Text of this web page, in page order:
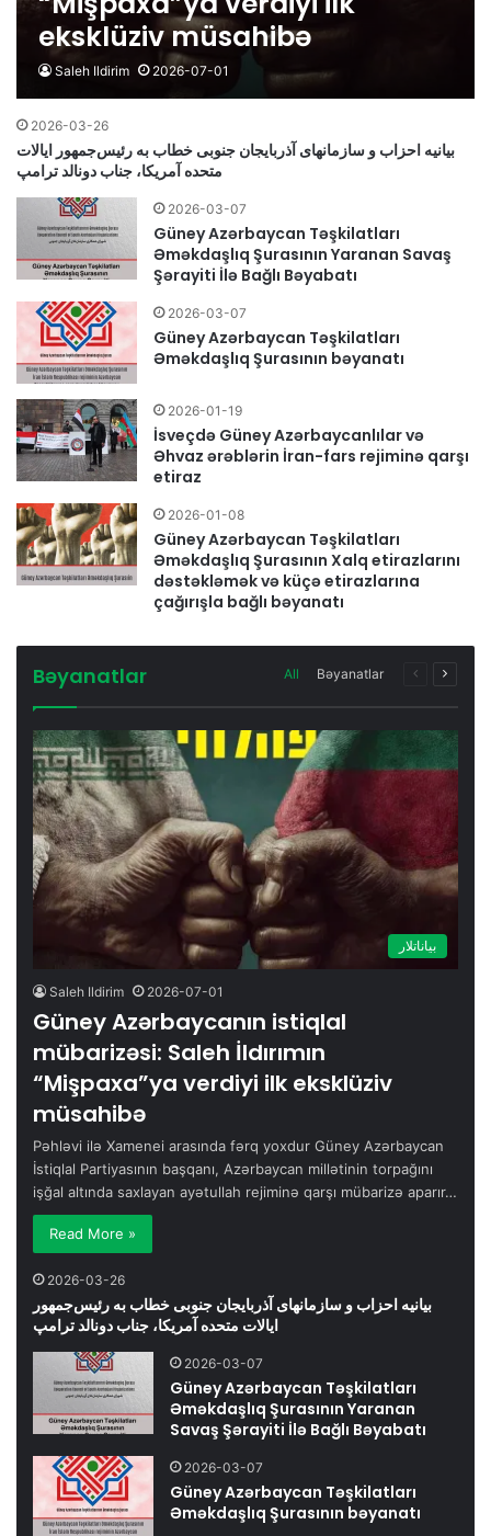
eksklüziv müsahibə
Saleh Ildirim 2026-07-01
2026-03-26
بیانیه احزاب و سازمانهای آذربایجان جنوبی خطاب به رئیس‌جمهور ایالات
متحده آمریکا، جناب دونالد ترامپ
2026-03-07
Güney Azərbaycan Təşkilatları
Əməkdaşlıq Şurasının Yaranan Savaş
Şərayiti İlə Bağlı Bəyabatı
2026-03-07
Güney Azərbaycan Təşkilatları
Əməkdaşlıq Şurasının bəyanatı
2026-01-19
İsveçdə Güney Azərbaycanlılar və
Əhvaz ərəblərin İran-fars rejiminə qarşı
etiraz
2026-01-08
Güney Azərbaycan Təşkilatları
Əməkdaşlıq Şurasının Xalq etirazlarını
dəstəkləmək və küçə etirazlarına
çağırışla bağlı bəyanatı
Bəyanatlar All Bəyanatlar
Previous
بیاناتلار
Saleh Ildirim 2026-07-01
Güney Azərbaycanın istiqlal
mübarizəsi: Saleh İldırımın
“Mişpaxa”ya verdiyi ilk eksklüziv
müsahibə
Pəhləvi ilə Xamenei arasında fərq yoxdur Güney Azərbaycan
İstiqlal Partiyasının başqanı, Azərbaycan millətinin torpağını
işğal altında saxlayan ayətullah rejiminə qarşı mübarizə aparır…
Read More »
2026-03-26
بیانیه احزاب و سازمانهای آذربایجان جنوبی خطاب به رئیس‌جمهور
ایالات متحده آمریکا، جناب دونالد ترامپ
2026-03-07
Güney Azərbaycan Təşkilatları
Əməkdaşlıq Şurasının Yaranan
Savaş Şərayiti İlə Bağlı Bəyabatı
2026-03-07
Güney Azərbaycan Təşkilatları
Əməkdaşlıq Şurasının bəyanatı